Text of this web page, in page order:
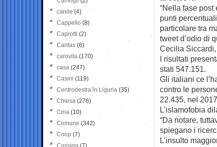
“Nella fase
punti
particolare tra
tweet d’odio di
Cecilia
I risultati
stati 547.151.
Gli italiani ce
contro le
22.435, nel
L’islamofobia
“Da notare,
spiegano i
L’insulto
canile (4)
Cappello (8)
Caprotti (2)
Caritas (6)
carovita (170)
casa (247)
Casini (119)
Centrodestra in Liguria (35)
Chiesa (276)
Cina (10)
Comune (342)
Coop (7)
Cossiga (7)